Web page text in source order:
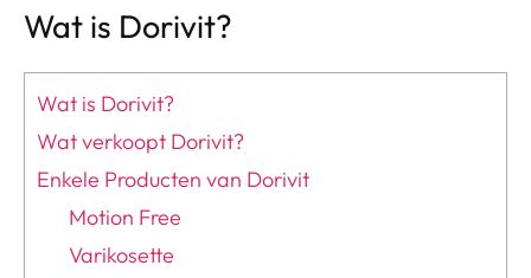
Wat is Dorivit?
Wat is Dorivit?
Wat verkoopt Dorivit?
Enkele Producten van Dorivit
Motion Free
Varikosette